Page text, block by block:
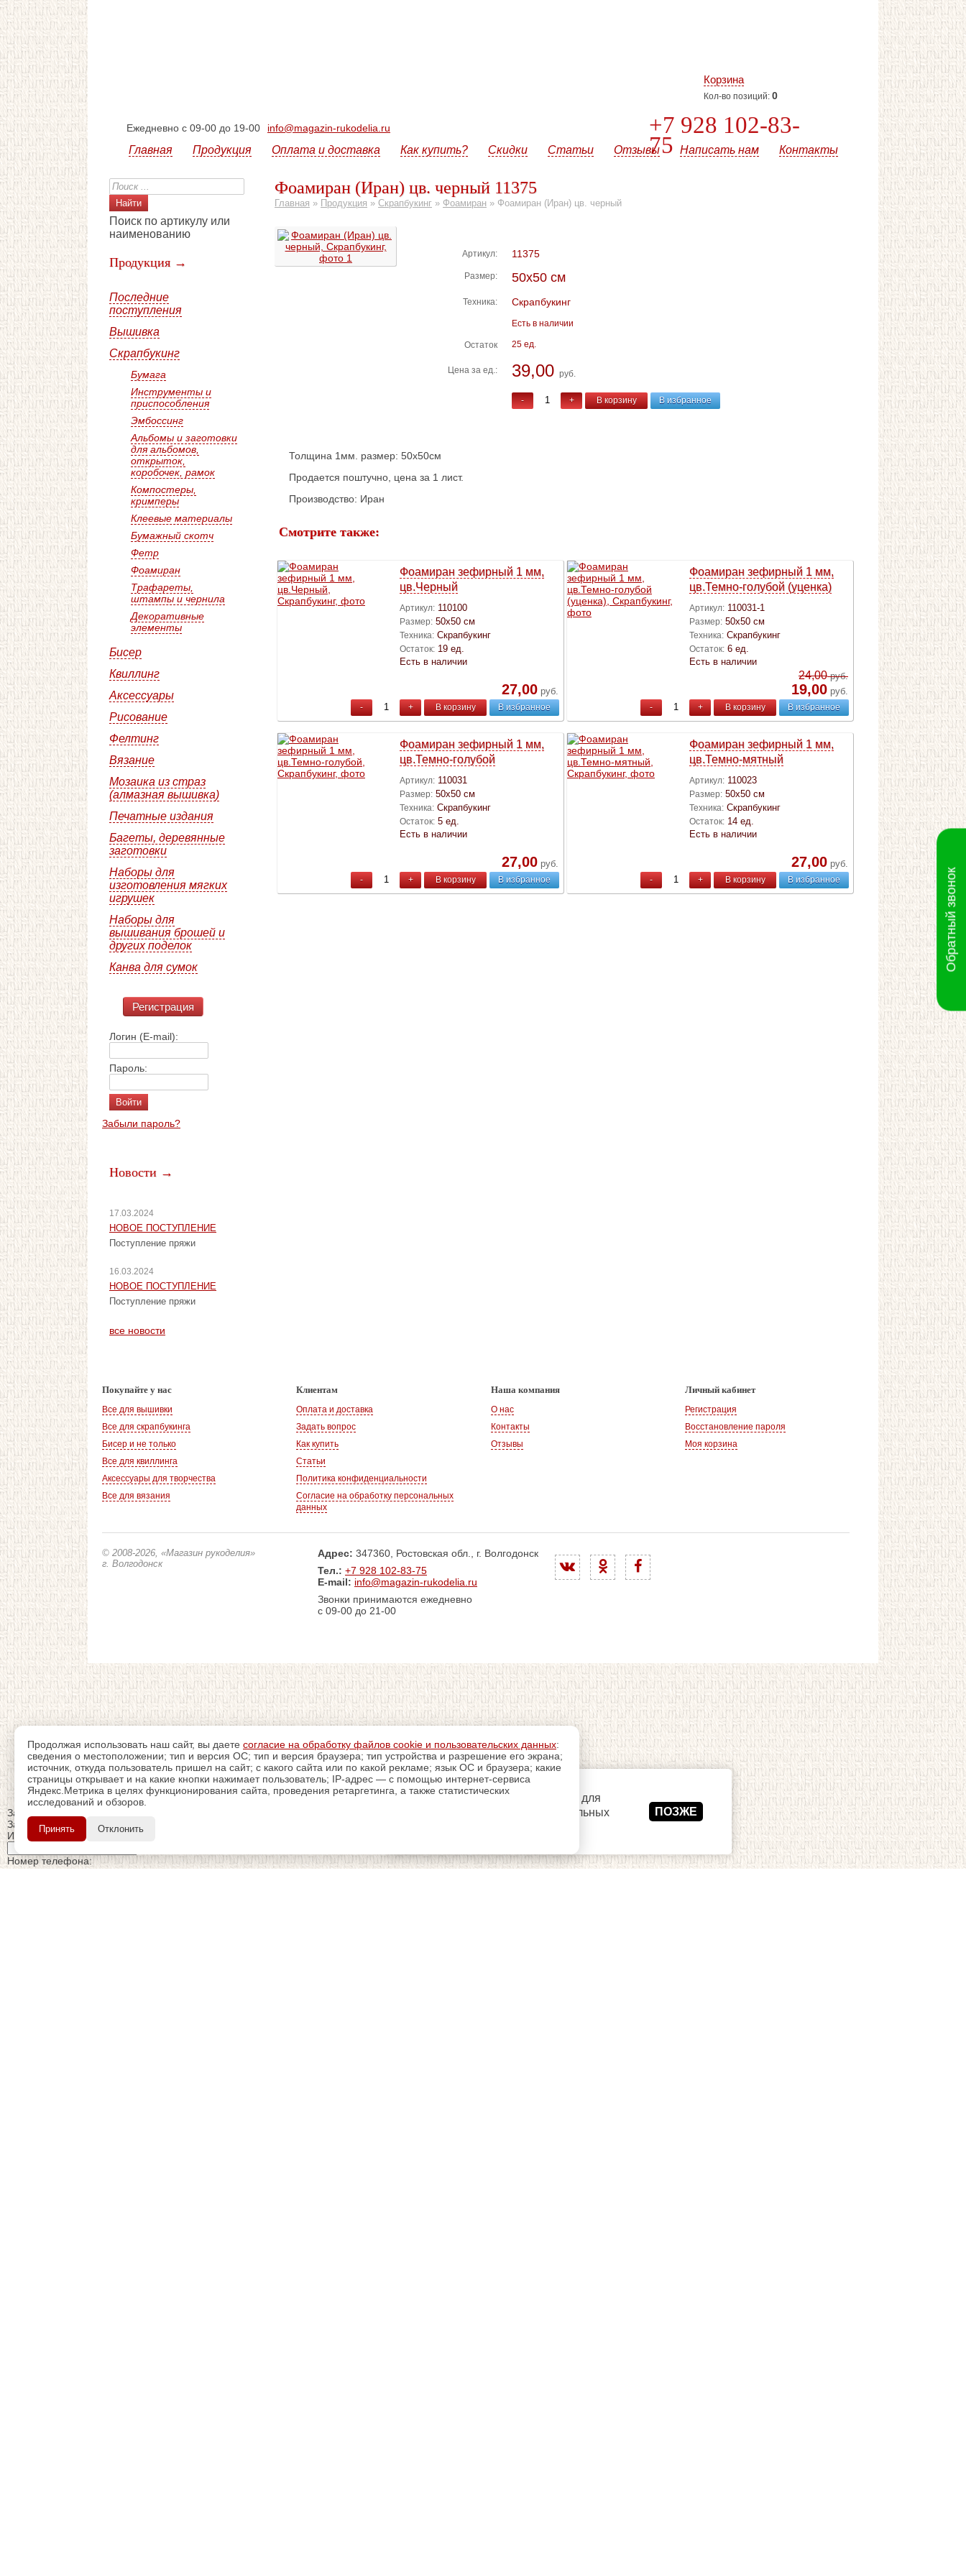
Корзина
Кол-во позиций: 0
+7 928 102-83-
75
Ежедневно с 09-00 до 19-00 info@magazin-rukodelia.ru
Главная Продукция Оплата и доставка Как купить? Скидки Статьи Отзывы Написать нам Контакты
Поиск по артикулу или
наименованию
Продукция →
Последние
поступления
Вышивка
Скрапбукинг
Бумага
Инструменты и
приспособления
Эмбоссинг
Альбомы и заготовки
для альбомов,
открыток,
коробочек, рамок
Компостеры,
кримперы
Клеевые материалы
Бумажный скотч
Фетр
Фоамиран
Трафареты,
штампы и чернила
Декоративные
элементы
Бисер
Квиллинг
Аксессуары
Рисование
Фелтинг
Вязание
Мозаика из страз
(алмазная вышивка)
Печатные издания
Багеты, деревянные
заготовки
Наборы для
изготовления мягких
игрушек
Наборы для
вышивания брошей и
других поделок
Канва для сумок
Регистрация
Логин (E-mail):
Пароль:
Забыли пароль?
Новости →
17.03.2024
НОВОЕ ПОСТУПЛЕНИЕ
Поступление пряжи
16.03.2024
НОВОЕ ПОСТУПЛЕНИЕ
Поступление пряжи
все новости
Фоамиран (Иран) цв. черный 11375
Главная » Продукция » Скрапбукинг » Фоамиран » Фоамиран (Иран) цв. черный
Артикул: 11375
Размер: 50х50 см
Техника: Скрапбукинг
Есть в наличии
Остаток 25 ед.
Цена за ед.: 39,00 руб.
- + В корзину В избранное
Толщина 1мм. размер: 50х50см
Продается поштучно, цена за 1 лист.
Производство: Иран
Смотрите также:
Фоамиран зефирный 1 мм,
цв.Черный
Артикул: 110100
Размер: 50х50 см
Техника: Скрапбукинг
Остаток: 19 ед.
Есть в наличии
27,00 руб.
- + В корзину В избранное
Фоамиран зефирный 1 мм,
цв.Темно-голубой (уценка)
Артикул: 110031-1
Размер: 50х50 см
Техника: Скрапбукинг
Остаток: 6 ед.
Есть в наличии
24,00руб.
19,00 руб.
- + В корзину В избранное
Фоамиран зефирный 1 мм,
цв.Темно-голубой
Артикул: 110031
Размер: 50х50 см
Техника: Скрапбукинг
Остаток: 5 ед.
Есть в наличии
27,00 руб.
- + В корзину В избранное
Фоамиран зефирный 1 мм,
цв.Темно-мятный
Артикул: 110023
Размер: 50х50 см
Техника: Скрапбукинг
Остаток: 14 ед.
Есть в наличии
27,00 руб.
- + В корзину В избранное
Покупайте у нас
Все для вышивки
Все для скрапбукинга
Бисер и не только
Все для квиллинга
Аксессуары для творчества
Все для вязания
Клиентам
Оплата и доставка
Задать вопрос
Как купить
Статьи
Политика конфиденциальности
Согласие на обработку персональных
данных
Наша компания
О нас
Контакты
Отзывы
Личный кабинет
Регистрация
Восстановление пароля
Моя корзина
© 2008-2026, «Магазин рукоделия»
г. Волгодонск
Адрес: 347360, Ростовская обл., г. Волгодонск
Тел.: +7 928 102-83-75
E-mail: info@magazin-rukodelia.ru
Звонки принимаются ежедневно
с 09-00 до 21-00
Обратный звонок
Продолжая использовать наш сайт, вы даете согласие на обработку файлов cookie и пользовательских данных:
сведения о местоположении; тип и версия ОС; тип и версия браузера; тип устройства и разрешение его экрана;
источник, откуда пользователь пришел на сайт; с какого сайта или по какой рекламе; язык ОС и браузера; какие
страницы открывает и на какие кнопки нажимает пользователь; IP-адрес — с помощью интернет-сервиса
Яндекс.Метрика в целях функционирования сайта, проведения ретаргетинга, а также статистических
исследований и обзоров.
Принять Отклонить
Закрыть
Заказ обратного звонка
Имя Отчество:
Номер телефона:
с кодом города
Пройдитерегистрацию
для
использования дополнительных
ПОЗЖЕ